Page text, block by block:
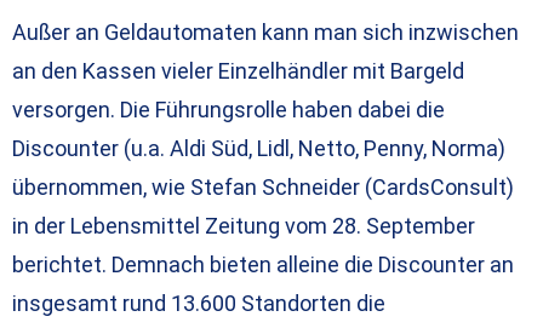
Außer an Geldautomaten kann man sich inzwischen
an den Kassen vieler Einzelhändler mit Bargeld
versorgen. Die Führungsrolle haben dabei die
Discounter (u.a. Aldi Süd, Lidl, Netto, Penny, Norma)
übernommen, wie Stefan Schneider (CardsConsult)
in der Lebensmittel Zeitung vom 28. September
berichtet. Demnach bieten alleine die Discounter an
insgesamt rund 13.600 Standorten die